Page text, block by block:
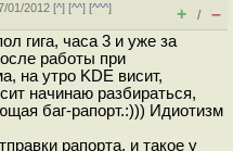
01/2012 [^] [^^] [^^^]
+ / –
гига, часа 3 и уже за
работы при
на утро KDE висит,
начинаю разбираться,
баг-рапорт.:))) Идиотизм
рапорта, и такое у